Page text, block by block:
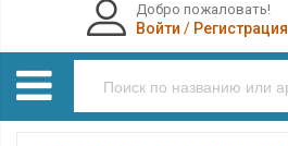
Добро пожаловать!
Войти / Регистрация